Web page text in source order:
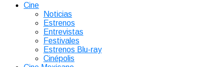
Cine
Noticias
Estrenos
Entrevistas
Festivales
Estrenos Blu-ray
Cinépolis